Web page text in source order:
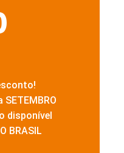
disponível
BRASIL